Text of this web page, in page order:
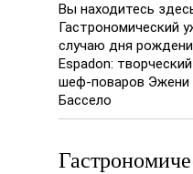
Вы находитесь
Гастрономический
случаю дня
Espadon:
шеф-поваров Эжени
Бассело